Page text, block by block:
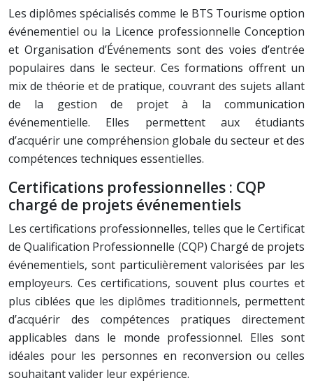
Les diplômes spécialisés comme le BTS Tourisme option
événementiel ou la Licence professionnelle Conception
et Organisation d’Événements sont des voies d’entrée
populaires dans le secteur. Ces formations offrent un
mix de théorie et de pratique, couvrant des sujets allant
de la gestion de projet à la communication
événementielle. Elles permettent aux étudiants
d’acquérir une compréhension globale du secteur et des
compétences techniques essentielles.
Certifications professionnelles : CQP
chargé de projets événementiels
Les certifications professionnelles, telles que le Certificat
de Qualification Professionnelle (CQP) Chargé de projets
événementiels, sont particulièrement valorisées par les
employeurs. Ces certifications, souvent plus courtes et
plus ciblées que les diplômes traditionnels, permettent
d’acquérir des compétences pratiques directement
applicables dans le monde professionnel. Elles sont
idéales pour les personnes en reconversion ou celles
souhaitant valider leur expérience.